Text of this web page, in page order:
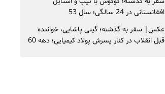
افغانستانی در 24 سالگی؛ سال 53
عکس| سفر به گذشته؛ گیتی پاشایی، خواننده
قبل انقلاب در کنار پسرش پولاد کیمیایی؛ دهه 60